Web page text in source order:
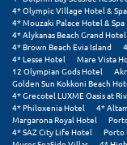
Μάνη
Μαραθώνας Αττικής
Μαρώνεια
Μεθώνη
Μεσολόγγι
4* Olympic Village Hotel & Spa
4* Mouzaki Palace Hotel & Spa
4* Alykanas Beach Grand Hotel
4* Brown Beach Evia Island
4* Lesse Hotel
Mare Vista
12 Olympian Gods Hotel
Golden Sun Kokkoni Beach
4* Grecotel LUXME Oasis at
4* Philoxenia Hotel
4*
Margarona Royal Hotel
4* SAZ City Life Hotel
Porto